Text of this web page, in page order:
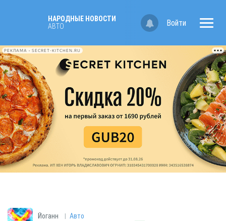
НАРОДНЫЕ НОВОСТИ
АВТО
Войти
РЕКЛАМА • SECRET-KITCHEN.RU
Йоганн | Авто